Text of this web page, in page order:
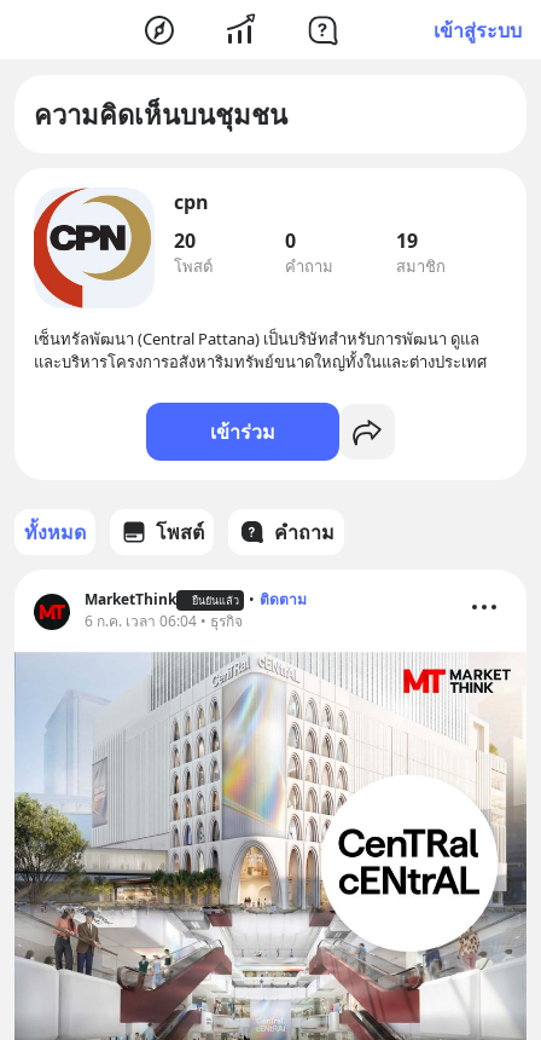
เข้าสู่ระบบ
ความคิดเห็นบนชุมชน
cpn
20
โพสต์
0
คำถาม
19
สมาชิก
เซ็นทรัลพัฒนา (Central Pattana) เป็นบริษัทสำหรับการพัฒนา ดูแล
และบริหารโครงการอสังหาริมทรัพย์ขนาดใหญ่ทั้งในและต่างประเทศ
เข้าร่วม
ทั้งหมด โพสต์ คำถาม
MarketThink ยืนยันแล้ว • ติดตาม
6 ก.ค. เวลา 06:04 • ธุรกิจ